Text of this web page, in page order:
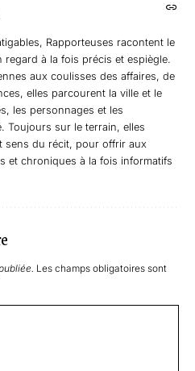
Rapporteuses racontent le
à la fois précis et espiègle.
aux coulisses des affaires, de
elles parcourent la ville et le
les personnages et les
Toujours sur le terrain, elles
sens du récit, pour offrir aux
et chroniques à la fois informatifs
Les champs obligatoires sont